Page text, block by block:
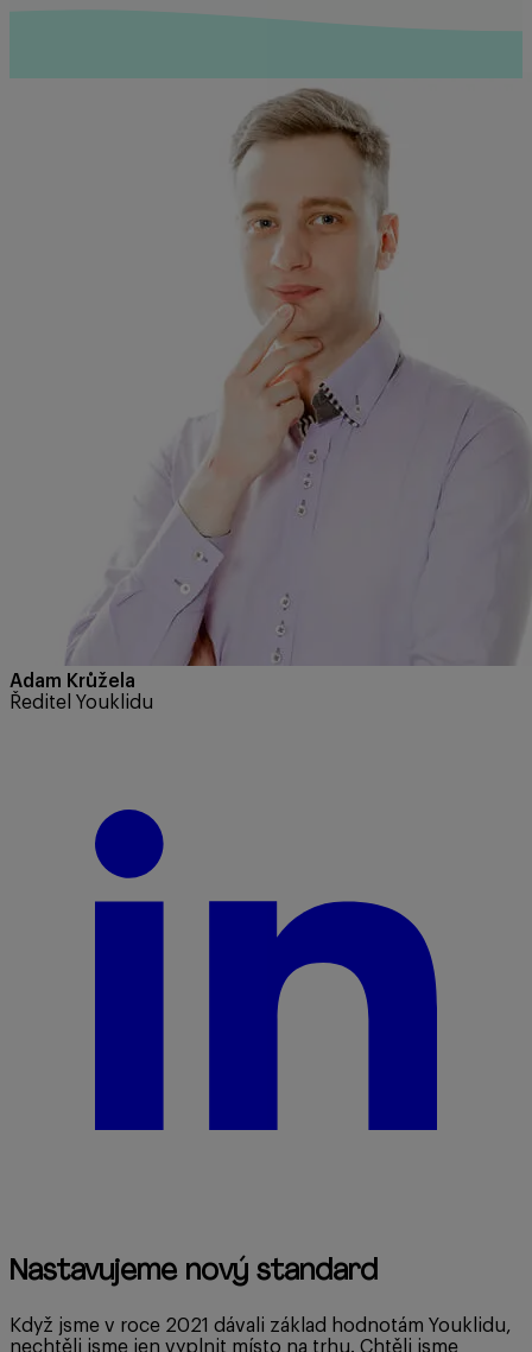
Adam Krůžela
Ředitel Youklidu
Nastavujeme nový standard
Když jsme v roce 2021 dávali základ hodnotám Youklidu,
nechtěli jsme jen vyplnit místo na trhu. Chtěli jsme